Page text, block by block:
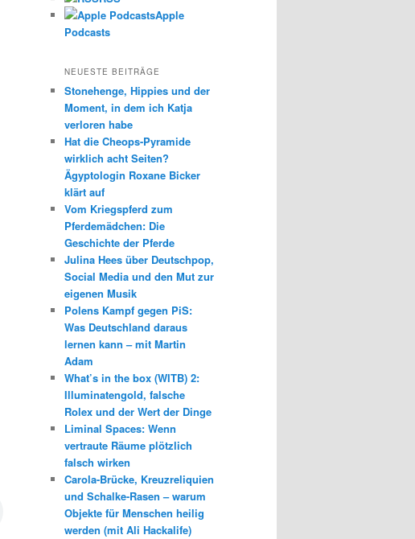
Apple
Podcasts
NEUESTE BEITRÄGE
Stonehenge, Hippies und der
Moment, in dem ich Katja
verloren habe
Hat die Cheops-Pyramide
wirklich acht Seiten?
Ägyptologin Roxane Bicker
klärt auf
Vom Kriegspferd zum
Pferdemädchen: Die
Geschichte der Pferde
Julina Hees über Deutschpop,
Social Media und den Mut zur
eigenen Musik
Polens Kampf gegen PiS:
Was Deutschland daraus
lernen kann – mit Martin
Adam
What’s in the box (WITB) 2:
Illuminatengold, falsche
Rolex und der Wert der Dinge
Liminal Spaces: Wenn
vertraute Räume plötzlich
falsch wirken
Carola-Brücke, Kreuzreliquien
und Schalke-Rasen – warum
Objekte für Menschen heilig
werden (mit Ali Hackalife)